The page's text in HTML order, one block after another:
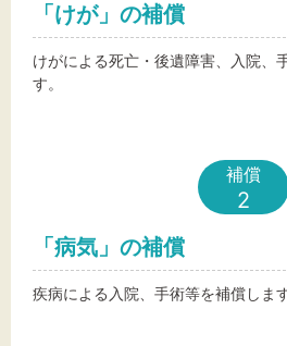
黒 白
「けが」の補償
けがによる死亡・後遺障害、入院、
す。
補償
2
「病気」の補償
疾病による入院、手術等を補償します